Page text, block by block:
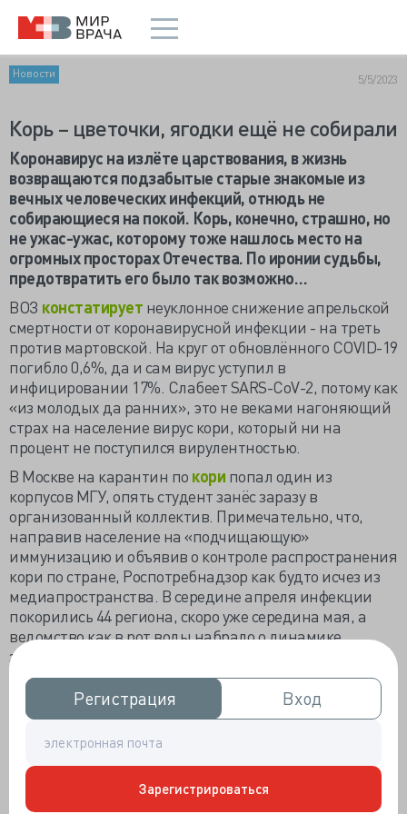
Регистрация
Регистрация Вход
Вход
Зарегистрироваться
Новости 5/5/2023
Корь – цветочки, ягодки ещё не собирали
Коронавирус на излёте царствования, в жизнь
возвращаются подзабытые старые знакомые из
вечных человеческих инфекций, отнюдь не
собирающиеся на покой. Корь, конечно, страшно, но
не ужас-ужас, которому тоже нашлось место на
огромных просторах Отечества. По иронии судьбы,
предотвратить его было так возможно…
ВОЗ констатирует неуклонное снижение апрельской
смертности от коронавирусной инфекции - на треть
против мартовской. На круг от обновлённого COVID-19
погибло 0,6%, да и сам вирус уступил в
инфицировании 17%. Слабеет SARS-CoV-2, потому как
«из молодых да ранних», это не веками нагоняющий
страх на население вирус кори, который ни на
процент не поступился вирулентностью.
В Москве на карантин по кори попал один из
корпусов МГУ, опять студент занёс заразу в
организованный коллектив. Примечательно, что,
направив население на «подчищающую»
иммунизацию и объявив о контроле распространения
кори по стране, Роспотребнадзор как будто исчез из
медиапространства. В середине апреля инфекции
покорились 44 региона, скоро уже середина мая, а
ведомство как в рот воды набрало о динамике
заболеваемости.
Действительно, что народ волновать, если
непривитых направили куда надо. По примерным
подсчётамжурналистов, как будто бы в лидерах
Дагестан с 188 заболевшими, Самара - со 118,
Подмосковье - с 88 и Ленинградская область - с 75,
остальные всё контролируют и в Москве, конечно же,
«ситуация не является критической». Смущает, что